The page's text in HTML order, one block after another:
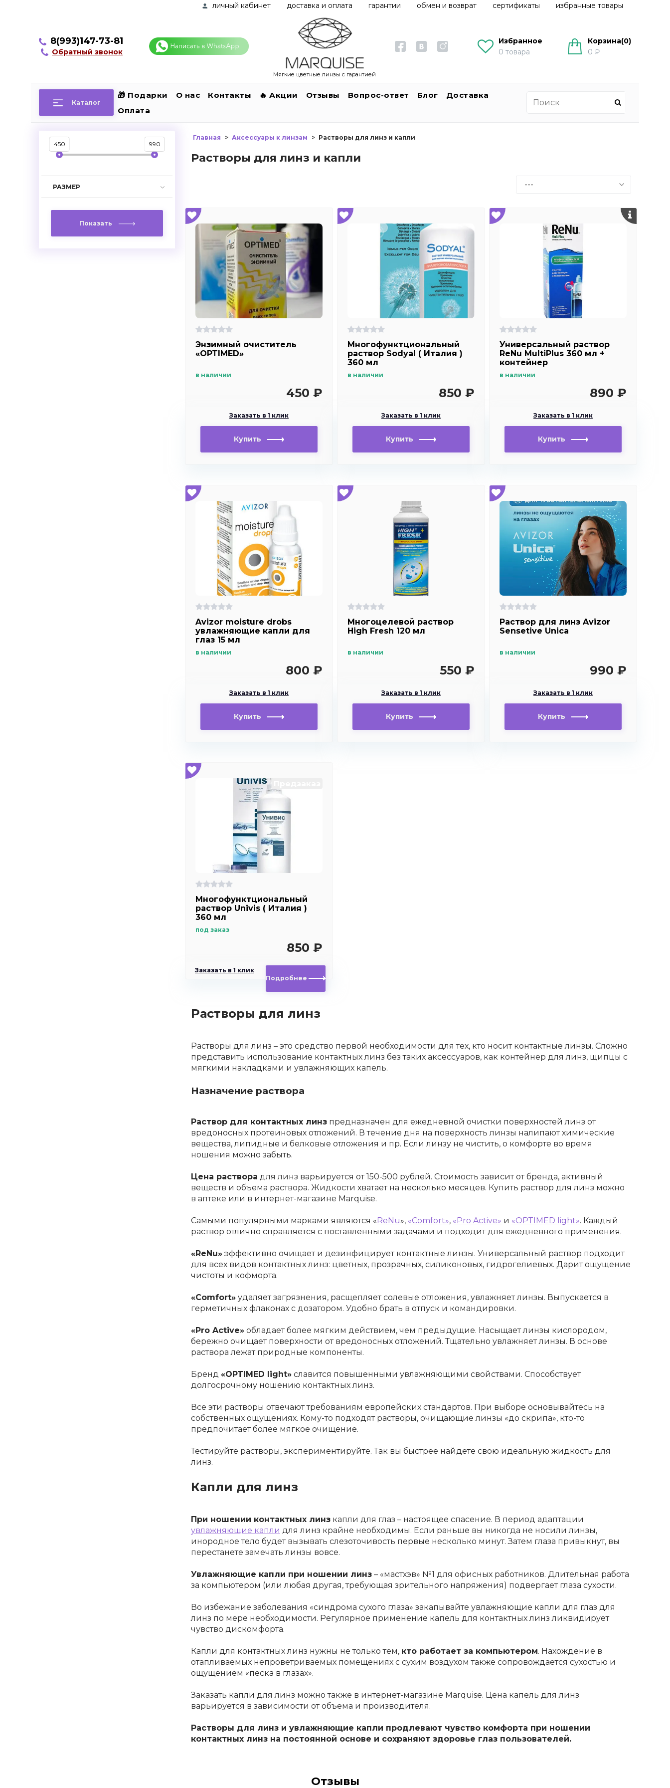
личный кабинет доставка и оплата гарантии обмен и возврат сертификаты избранные товары
8(993)147-73-81
Обратный звонок
Мягкие цветные линзы с гарантией
Избранное
0 товара
Корзина(0)
0 ₽
Каталог
🎁 Подарки О нас Контакты 🔥 Акции Отзывы Вопрос-ответ Блог
Доставка
Оплата
Главная Аксессуары к линзам Растворы для линз и капли
Растворы для линз и капли
Энзимный очиститель
«OPTIMED»
в наличии
450 ₽
Заказать в 1 клик
Многофунктциональный
раствор Sodyal ( Италия )
360 мл
в наличии
850 ₽
Заказать в 1 клик
Универсальный раствор
ReNu MultiPlus 360 мл +
контейнер
в наличии
890 ₽
Заказать в 1 клик
Avizor moisture drobs
увлажняющие капли для
глаз 15 мл
в наличии
800 ₽
Заказать в 1 клик
Многоцелевой раствор
High Fresh 120 мл
в наличии
550 ₽
Заказать в 1 клик
Раствор для линз Avizor
Sensetive Unica
в наличии
990 ₽
Заказать в 1 клик
Многофунктциональный
раствор Univis ( Италия )
360 мл
под заказ
850 ₽
Заказать в 1 клик
Подробнее
Растворы для линз
Растворы для линз – это средство первой необходимости для тех, кто носит контактные линзы. Сложно
представить использование контактных линз без таких аксессуаров, как контейнер для линз, щипцы с
мягкими накладками и увлажняющих капель.
Назначение раствора
Раствор для контактных линз предназначен для ежедневной очистки поверхностей линз от
вредоносных протеиновых отложений. В течение дня на поверхность линзы налипают химические
вещества, липидные и белковые отложения и пр. Если линзу не чистить, о комфорте во время
ношения можно забыть.
Цена раствора для линз варьируется от 150-500 рублей. Стоимость зависит от бренда, активный
веществ и объема раствора. Жидкости хватает на несколько месяцев. Купить раствор для линз можно
в аптеке или в интернет-магазине Marquise.
Самыми популярными марками являются «ReNu», «Comfort», «Pro Active» и «OPTIMED light». Каждый
раствор отлично справляется с поставленными задачами и подходит для ежедневного применения.
«ReNu» эффективно очищает и дезинфицирует контактные линзы. Универсальный раствор подходит
для всех видов контактных линз: цветных, прозрачных, силиконовых, гидрогелиевых. Дарит ощущение
чистоты и кофморта.
«Comfort» удаляет загрязнения, расщепляет солевые отложения, увлажняет линзы. Выпускается в
герметичных флаконах с дозатором. Удобно брать в отпуск и командировки.
«Pro Active» обладает более мягким действием, чем предыдущие. Насыщает линзы кислородом,
бережно очищает поверхности от вредоносных отложений. Тщательно увлажняет линзы. В основе
раствора лежат природные компоненты.
Бренд «OPTIMED light» славится повышенными увлажняющими свойствами. Способствует
долгосрочному ношению контактных линз.
Все эти растворы отвечают требованиям европейских стандартов. При выборе основывайтесь на
собственных ощущениях. Кому-то подходят растворы, очищающие линзы «до скрипа», кто-то
предпочитает более мягкое очищение.
Тестируйте растворы, экспериментируйте. Так вы быстрее найдете свою идеальную жидкость для
линз.
Капли для линз
При ношении контактных линз капли для глаз – настоящее спасение. В период адаптации
увлажняющие капли для линз крайне необходимы. Если раньше вы никогда не носили линзы,
инородное тело будет вызывать слезоточивость первые несколько минут. Затем глаза привыкнут, вы
перестанете замечать линзы вовсе.
Увлажняющие капли при ношении линз – «мастхэв» №1 для офисных работников. Длительная работа
за компьютером (или любая другая, требующая зрительного напряжения) подвергает глаза сухости.
Во избежание заболевания «синдрома сухого глаза» закапывайте увлажняющие капли для глаз для
линз по мере необходимости. Регулярное применение капель для контактных линз ликвидирует
чувство дискомфорта.
Капли для контактных линз нужны не только тем, кто работает за компьютером. Нахождение в
отапливаемых непроветриваемых помещениях с сухим воздухом также сопровождается сухостью и
ощущением «песка в глазах».
Заказать капли для линз можно также в интернет-магазине Marquise. Цена капель для линз
варьируется в зависимости от объема и производителя.
Растворы для линз и увлажняющие капли продлевают чувство комфорта при ношении
контактных линз на постоянной основе и сохраняют здоровье глаз пользователей.
450 990
РАЗМЕР
Показать
Отзывы